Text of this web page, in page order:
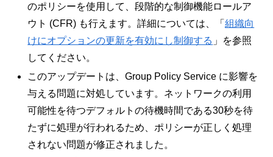
のポリシーを使用して、段階的な制御機能ロールア
ウト (CFR) も行えます。詳細については、「組織向
けにオプションの更新を有効にし制御する 」を参照
してください。
このアップデートは、Group Policy Service に影響を
与える問題に対処しています。ネットワークの利用
可能性を待つデフォルトの待機時間である30秒を待
たずに処理が行われるため、ポリシーが正しく処理
されない問題が修正されました。